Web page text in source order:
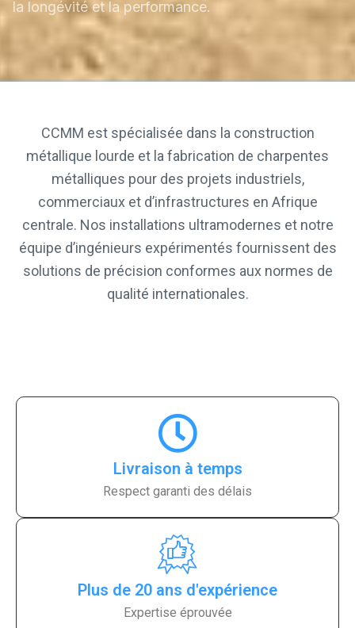
la longévité et la performance.
CCMM est spécialisée dans la construction
métallique lourde et la fabrication de charpentes
métalliques pour des projets industriels,
commerciaux et d’infrastructures en Afrique
centrale. Nos installations ultramodernes et notre
équipe d’ingénieurs expérimentés fournissent des
solutions de précision conformes aux normes de
qualité internationales.
Livraison à temps
Respect garanti des délais
Plus de 20 ans d'expérience
Expertise éprouvée